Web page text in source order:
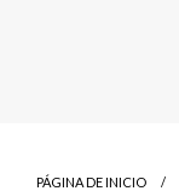
PÁGINA DE INICIO